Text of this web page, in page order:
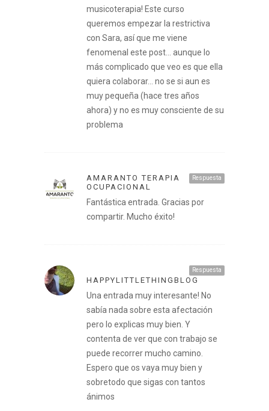
musicoterapia! Este curso
queremos empezar la restrictiva
con Sara, así que me viene
fenomenal este post… aunque lo
más complicado que veo es que ella
quiera colaborar… no se si aun es
muy pequeña (hace tres años
ahora) y no es muy consciente de su
problema
Respuesta
AMARANTO TERAPIA
OCUPACIONAL
Fantástica entrada. Gracias por
compartir. Mucho éxito!
Respuesta
HAPPYLITTLETHINGBLOG
Una entrada muy interesante! No
sabía nada sobre esta afectación
pero lo explicas muy bien. Y
contenta de ver que con trabajo se
puede recorrer mucho camino.
Espero que os vaya muy bien y
sobretodo que sigas con tantos
ánimos